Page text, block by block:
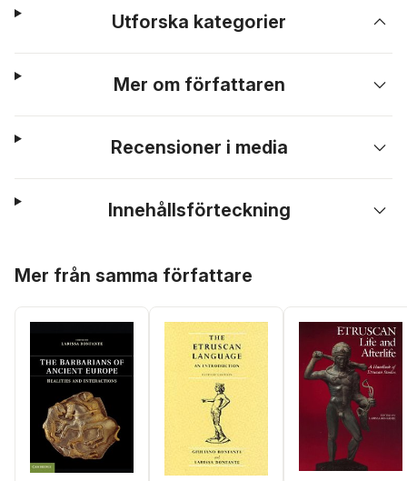
Utforska kategorier
Mer om författaren
Recensioner i media
Innehållsförteckning
Mer från samma författare